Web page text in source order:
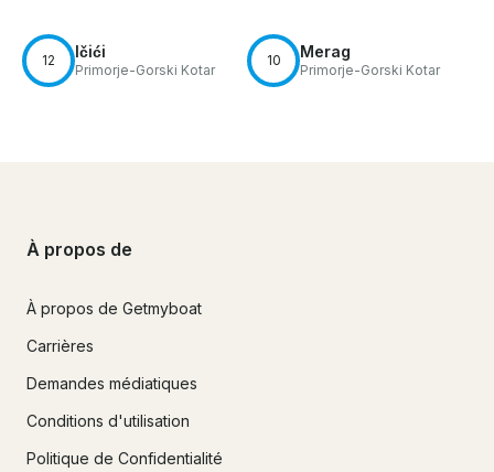
12 Ičići
Primorje-Gorski Kotar
10 Merag
Primorje-Gorski Kotar
À propos de
À propos de Getmyboat
Carrières
Demandes médiatiques
Conditions d'utilisation
Politique de Confidentialité